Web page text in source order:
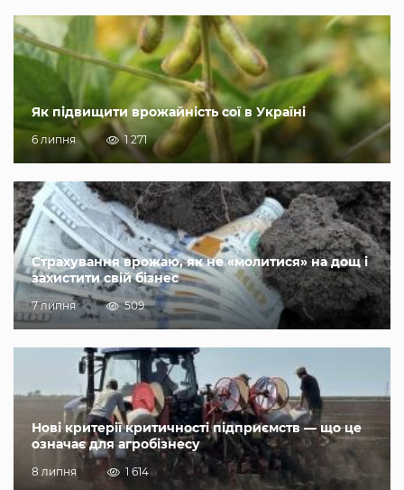
Як підвищити врожайність сої в Україні
6 липня 1 271
Страхування врожаю, як не «молитися» на дощ і
захистити свій бізнес
7 липня 509
Нові критерії критичності підприємств — що це
означає для агробізнесу
8 липня 1 614